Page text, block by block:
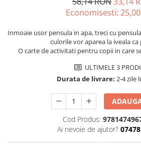
Economisesti: 25,00
Inmoaie usor pensula in apa, treci cu
culorile vor aparea la iveala ca
O carte de activitati pentru copii in care
ULTIMELE 3
Durata de livrare: 2-4 zile
Cod Produs:
Ai nevoie de ajutor?